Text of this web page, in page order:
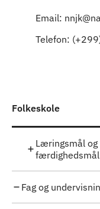
Email:
Telefon:
Folkeskole
Læringsmål og
færdighedsmål
Fag og